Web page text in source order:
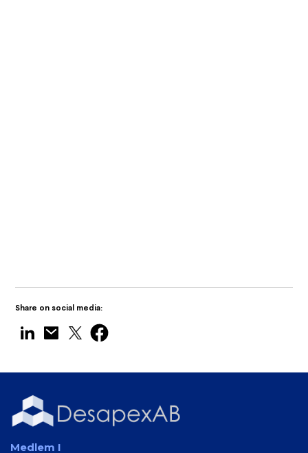
Share on social media:
Medlem I